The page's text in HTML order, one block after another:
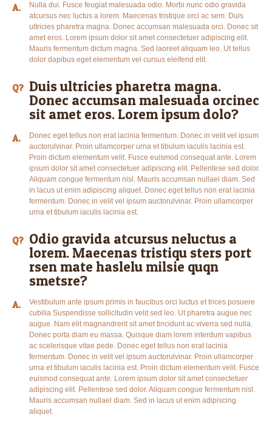
A.
Nulla dui. Fusce feugiat malesuada odio. Morbi nunc odio gravida
atcursus nec luctus a lorem. Maecenas tristique orci ac sem. Duis
ultricies pharetra magna. Donec accumsan malesuada orci. Donec sit
amet eros. Lorem ipsum dolor sit amet consectetuer adipiscing elit.
Mauris fermentum dictum magna. Sed laoreet aliquam leo. Ut tellus
dolor dapibus eget elementum vel cursus eleifend elit.
Q? Duis ultricies pharetra magna.
Donec accumsan malesuada orcinec
sit amet eros. Lorem ipsum dolo?
A.
Donec eget tellus non erat lacinia fermentum. Donec in velit vel ipsum
auctorulvinar. Proin ullamcorper urna et tibulum iaculis lacinia est.
Proin dictum elementum velit. Fusce euismod consequat ante. Lorem
ipsum dolor sit amet consectetuer adipiscing elit. Pellentese sed dolor.
Aliquam congue fermentum nisl. Mauris accumsan nullael diam. Sed
in lacus ut enim adipiscing aliquet. Donec eget tellus non erat lacinia
fermentum. Donec in velit vel ipsum auctorulvinar. Proin ullamcorper
urna et tibulum iaculis lacinia est.
Q? Odio gravida atcursus neluctus a
lorem. Maecenas tristiqu sters port
rsen mate haslelu milsie quqn
smetsre?
A.
Vestibulum ante ipsum primis in faucibus orci luctus et trices posuere
cubilia Suspendisse sollicitudin velit sed leo. Ut pharetra augue nec
augue. Nam elit magnandrerit sit amet tincidunt ac viverra sed nulla.
Donec porta diam eu massa. Quisque diam lorem interdum vapibus
ac scelerisque vitae pede. Donec eget tellus non erat lacinia
fermentum. Donec in velit vel ipsum auctorulvinar. Proin ullamcorper
urna et tibulum iaculis lacinia est. Proin dictum elementum velit. Fusce
euismod consequat ante. Lorem ipsum dolor sit amet consectetuer
adipiscing elit. Pellentese sed dolor. Aliquam congue fermentum nisl.
Mauris accumsan nullael diam. Sed in lacus ut enim adipiscing
aliquet.